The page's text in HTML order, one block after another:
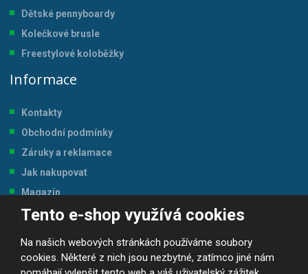
Tento e-shop využívá cookies
Na našich webových stránkách používáme soubory
cookies. Některé z nich jsou nezbytné, zatímco jiné nám
Dětské pennyboardy
Kolečkové brusle
Freestylové koloběžky
Informace
Kontakty
Obchodní podmínky
Záruky a reklamace
Jak nakupovat
Magazín
Tabulka velikostí